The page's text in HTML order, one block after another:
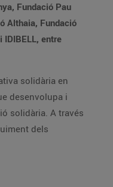
Fundació Pau
Althaia, Fundació
IDIBELL, entre
solidària en
desenvolupa i
solidària. A través
dels